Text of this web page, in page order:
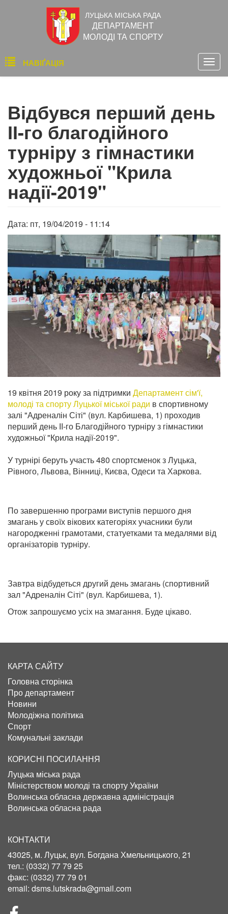
ЛУЦЬКА МІСЬКА РАДА
ДЕПАРТАМЕНТ
МОЛОДІ ТА СПОРТУ
Основна
навіґація
НАВІҐАЦІЯ
Відбувся перший день
ІІ-го благодійного
турніру з гімнастики
художньої "Крила
надії-2019"
Дата: пт, 19/04/2019 - 11:14
19 квітня 2019 року за підтримки Департамент сім'ї,
молоді та спорту Луцької міської ради в спортивному
залі "Адреналін Сіті" (вул. Карбишева, 1) проходив
перший день ІІ-го Благодійного турніру з гімнастики
художньої "Крила надії-2019".
У турнірі беруть участь 480 спортсменок з Луцька,
Рівного, Львова, Вінниці, Києва, Одеси та Харкова.
По завершенню програми виступів першого дня
змагань у своїх вікових категоріях учасники були
нагородженні грамотами, статуетками та медалями від
організаторів турніру.
Завтра відбудеться другий день змагань (спортивний
зал "Адреналін Сіті" (вул. Карбишева, 1).
Отож запрошуємо усіх на змагання. Буде цікаво.
КАРТА САЙТУ
Головна сторінка
Про департамент
Новини
Молодіжна політика
Спорт
Комунальні заклади
КОРИСНІ ПОСИЛАННЯ
Луцька міська рада
Міністерством молоді та спорту України
Волинська обласна державна адміністрація
Волинська обласна рада
КОНТАКТИ
43025, м. Луцьк, вул. Богдана Хмельницького, 21
тел.: (0332) 77 79 25
факс: (0332) 77 79 01
email: dsms.lutskrada@gmail.com